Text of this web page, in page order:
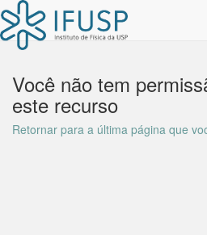
Você não tem
este recurso
Retornar para a última página que